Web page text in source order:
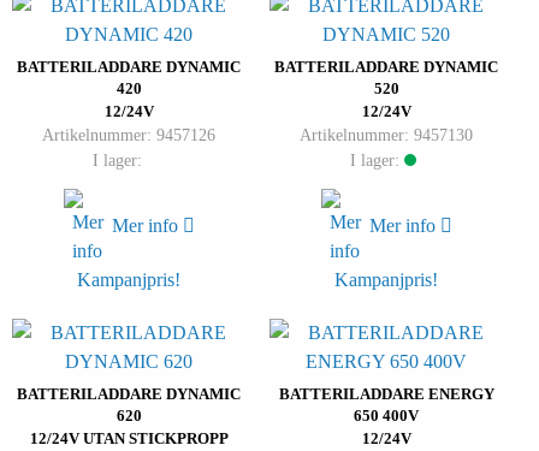
BATTERILADDARE DYNAMIC
420
12/24V
Artikelnummer: 9457126
I lager:
Mer info
Kampanjpris!
BATTERILADDARE DYNAMIC
520
12/24V
Artikelnummer: 9457130
I lager:
Mer info
Kampanjpris!
BATTERILADDARE DYNAMIC
620
12/24V UTAN STICKPROPP
BATTERILADDARE ENERGY
650 400V
12/24V